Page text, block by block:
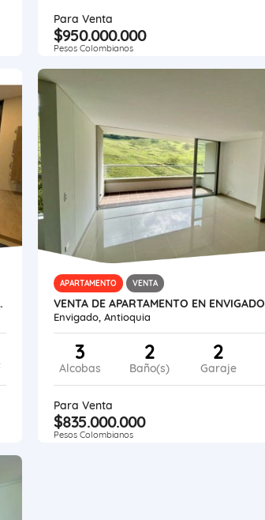
Para Venta
$950.000.000
Pesos Colombianos
VISTA CIUDAD.
APARTAMENTO VENTA
Envigado, Antioquia
3
Alcobas
2
Baño(s)
2
Garaje
Para Venta
$835.000.000
Pesos Colombianos